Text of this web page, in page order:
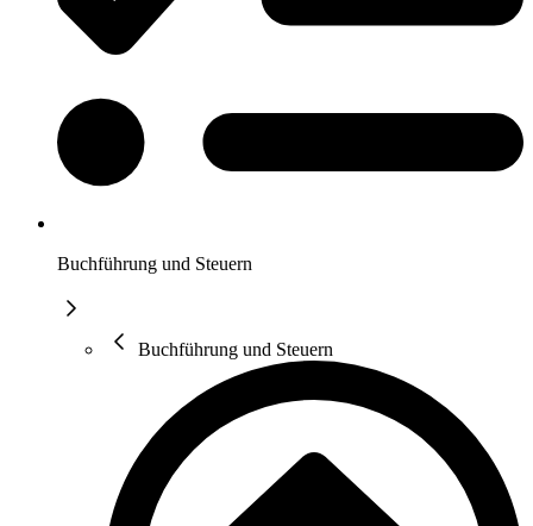
Buchführung und Steuern
Buchführung und Steuern